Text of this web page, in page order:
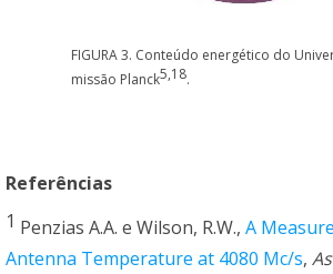
FIGURA 3. Conteúdo energético do
missão Planck5,18.
Referências
1 Penzias A.A. e Wilson, R.W., A
Antenna Temperature at 4080 Mc/s,